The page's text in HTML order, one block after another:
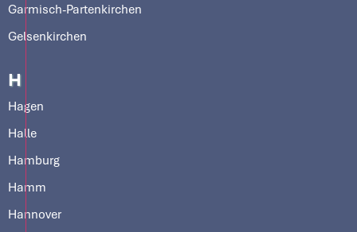
Garmisch-Partenkirchen
Gelsenkirchen
H
Hagen
Halle
Hamburg
Hamm
Hannover